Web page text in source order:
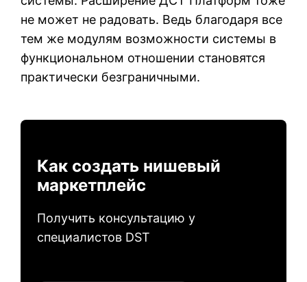
не может не радовать. Ведь благодаря все
тем же модулям возможности системы в
функциональном отношении становятся
практически безграничными.
Как создать нишевый
маркетплейс
Получить консультацию у
специалистов DST